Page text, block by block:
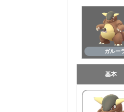
ガルー
基本